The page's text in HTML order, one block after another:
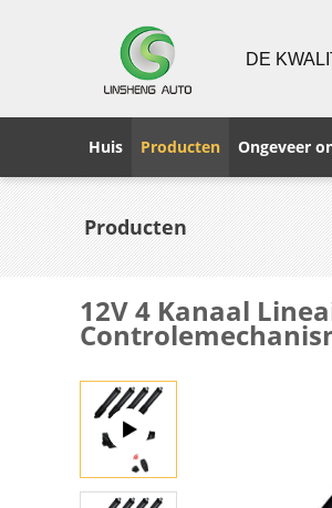
DE
Huis Producten Ongeveer
Producten
12V 4 Kanaal